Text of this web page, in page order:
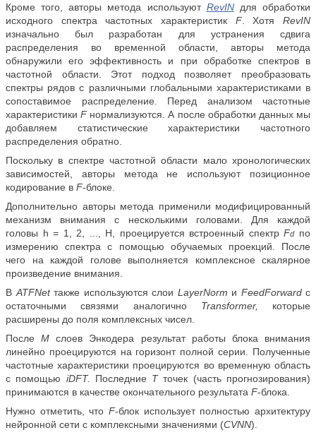
Кроме того, авторы метода используют RevINдля обработки
исходного спектра частотных характеристик F. ХотяRevIN
изначально был разработан для устранения сдвига
распределения во временной области, авторы метода
обнаружили его эффективность и при обработке спектров в
частотной области. Этот подход позволяет преобразовать
спектры рядов с различными глобальными характеристиками в
сопоставимое распределение. Перед анализом частотные
характеристикиF нормализуются. А после обработки данных мы
добавляем статистические характеристики частотного
распределения обратно.
Поскольку в спектре частотной области мало хронологических
зависимостей, авторы метода не используют позиционное
кодирование в F-блоке.
Дополнительно авторы метода применили модифицированный
механизм внимания с несколькими головами. Для каждой
головы h = 1, 2, ..., H, проецируется встроенный спектрFdпо
измерению спектра с помощью обучаемых проекций. После
чего на каждой голове выполняется комплексное скалярное
произведение внимания.
В ATFNetтакже используются слои LayerNorm и FeedForwardс
остаточными связями аналогично Transformer,
которые
расширены до поля комплексных чисел.
ПослеM слоев Энкодера результат работы блока внимания
линейно проецируются на горизонт полной серии. Полученные
частотные характеристики проецируются во временную область
с помощью iDFT. Последние Tточек (часть прогнозирования)
принимаются в качестве окончательного результата F-блока.
Нужно отметить, что F-блок использует полностью архитектуру
нейронной сети с комплексными значениями (CVNN).